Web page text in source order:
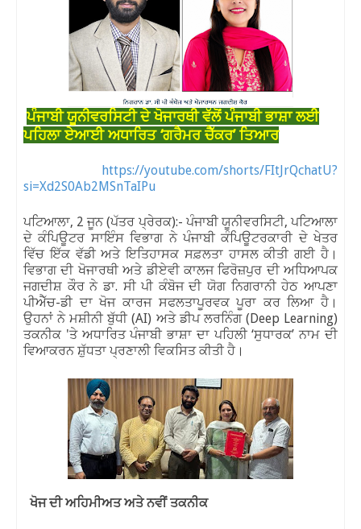
ਪੰਜਾਬੀ ਯੂਨੀਵਰਸਿਟੀ ਦੇ ਖੋਜਾਰਥੀ ਵੱਲੋਂ ਪੰਜਾਬੀ ਭਾਸ਼ਾ ਲਈ
ਪਹਿਲਾ ਏਆਈ ਅਧਾਰਿਤ ‘ਗਰੈਮਰ ਚੈੱਕਰ’ ਤਿਆਰ
https://youtube.com/shorts/FItJrQchatU?
si=Xd2S0Ab2MSnTaIPu
ਪਟਿਆਲਾ, 2 ਜੂਨ (ਪੱਤਰ ਪ੍ਰੇਰਕ):- ਪੰਜਾਬੀ ਯੂਨੀਵਰਸਿਟੀ,ਪਟਿਆਲਾ
ਦੇ ਕੰਪਿਊਟਰ ਸਾਇੰਸ ਵਿਭਾਗ ਨੇ ਪੰਜਾਬੀ ਕੰਪਿਊਟਰਕਾਰੀ ਦੇ ਖੇਤਰ
ਵਿੱਚ ਇੱਕ ਵੱਡੀ ਅਤੇ ਇਤਿਹਾਸਕ ਸਫ਼ਲਤਾ ਹਾਸਲ ਕੀਤੀ ਗਈ ਹੈ।
ਵਿਭਾਗ ਦੀ ਖੋਜਾਰਥੀ ਅਤੇ ਡੀਏਵੀ ਕਾਲਜ ਫਿਰੋਜ਼ਪੁਰ ਦੀ ਅਧਿਆਪਕ
ਜਗਦੀਸ਼ ਕੌਰ ਨੇ ਡਾ. ਸੀ ਪੀ ਕੰਬੋਜ ਦੀ ਯੋਗ ਨਿਗਰਾਨੀ ਹੇਠ ਆਪਣਾ
ਪੀਐੱਚ-ਡੀ ਦਾ ਖੋਜ ਕਾਰਜ ਸਫਲਤਾਪੂਰਵਕ ਪੂਰਾ ਕਰ ਲਿਆ ਹੈ।
ਉਹਨਾਂ ਨੇ ਮਸ਼ੀਨੀ ਬੁੱਧੀ (AI) ਅਤੇ ਡੀਪ ਲਰਨਿੰਗ (Deep Learning)
ਤਕਨੀਕ 'ਤੇ ਅਧਾਰਿਤ ਪੰਜਾਬੀ ਭਾਸ਼ਾ ਦਾ ਪਹਿਲੀ ‘ਸੁਧਾਰਕ’ ਨਾਮ ਦੀ
ਵਿਆਕਰਨ ਸ਼ੁੱਧਤਾ ਪ੍ਰਣਾਲੀ ਵਿਕਸਿਤ ਕੀਤੀ ਹੈ।
ਖੋਜ ਦੀ ਅਹਿਮੀਅਤ ਅਤੇ ਨਵੀਂ ਤਕਨੀਕ